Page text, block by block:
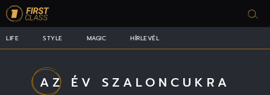
LIFE STYLE MAGIC HÍRLEVÉL
AZ ÉV SZALONCUKRA